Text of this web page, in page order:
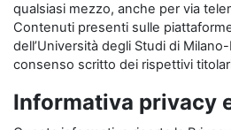
qualsiasi mezzo, anche per via
Contenuti presenti sulle
dell’Università degli Studi di
consenso scritto dei rispettivi
Informativa privacy